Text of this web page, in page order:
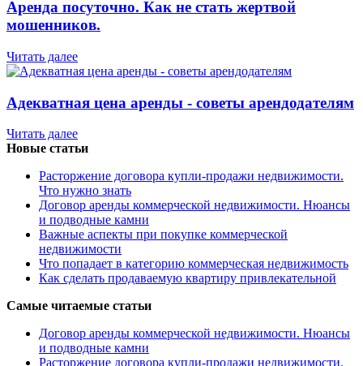
Аренда посуточно. Как не стать жертвой
мошенников.
Читать далее
Адекватная цена аренды - советы арендодателям
Читать далее
Новые статьи
Расторжение договора купли-продажи недвижимости.
Что нужно знать
Договор аренды коммерческой недвижимости. Нюансы
и подводные камни
Важные аспекты при покупке коммерческой
недвижимости
Что попадает в категорию коммерческая недвижимость
Как сделать продаваемую квартиру привлекательной
Самые читаемые статьи
Договор аренды коммерческой недвижимости. Нюансы
и подводные камни
Расторжение договора купли-продажи недвижимости.